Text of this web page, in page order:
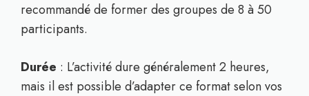
recommandé de former des groupes de 8 à 50
participants.
Durée : L’activité dure généralement 2 heures,
mais il est possible d’adapter ce format selon vos